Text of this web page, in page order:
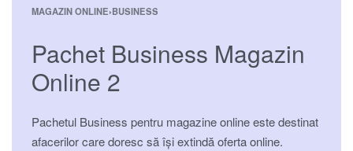
MAGAZIN ONLINE›BUSINESS
Pachet Business Magazin
Online 2
Pachetul Business pentru magazine online este destinat
afacerilor care doresc să își extindă oferta online.